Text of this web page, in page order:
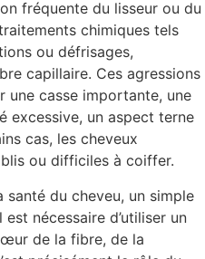
fréquente du lisseur ou du
chimiques tels
ou défrisages,
capillaire. Ces agressions
une casse importante, une
excessive, un aspect terne
cas, les cheveux
ou difficiles à coiffer.
santé du cheveu, un simple
nécessaire d’utiliser un
de la fibre, de la